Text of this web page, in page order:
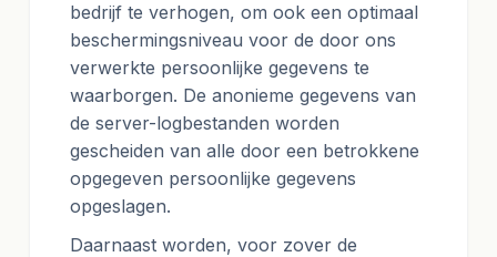
bedrijf te verhogen, om ook een optimaal
beschermingsniveau voor de door ons
verwerkte persoonlijke gegevens te
waarborgen. De anonieme gegevens van
de server-logbestanden worden
gescheiden van alle door een betrokkene
opgegeven persoonlijke gegevens
opgeslagen.
Daarnaast worden, voor zover de